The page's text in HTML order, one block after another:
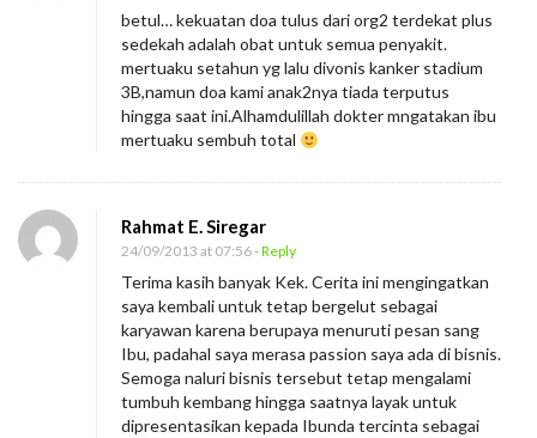
M
a
m
i
betul… kekuatan doa tulus dari org2 terdekat plus
sedekah adalah obat untuk semua penyakit.
mertuaku setahun yg lalu divonis kanker stadium
3B,namun doa kami anak2nya tiada terputus
hingga saat ini.Alhamdulillah dokter mngatakan ibu
mertuaku sembuh total
Rahmat E. Siregar
24/09/2013 at 07:56- Reply
Terima kasih banyak Kek. Cerita ini mengingatkan
saya kembali untuk tetap bergelut sebagai
karyawan karena berupaya menuruti pesan sang
Ibu, padahal saya merasa passion saya ada di bisnis.
Semoga naluri bisnis tersebut tetap mengalami
tumbuh kembang hingga saatnya layak untuk
dipresentasikan kepada Ibunda tercinta sebagai